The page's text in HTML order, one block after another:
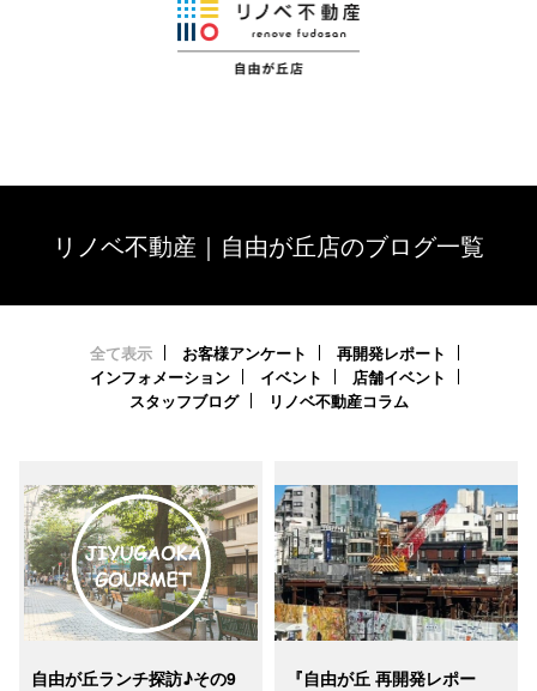
リノベ不動産｜自由が丘店のブログ一覧
全て表示 お客様アンケート
再開発レポート
インフォメーション
イベント
店舗イベント
スタッフブログ
リノベ不動産コラム
自由が丘ランチ探訪♪その9
『自由が丘 再開発レポー